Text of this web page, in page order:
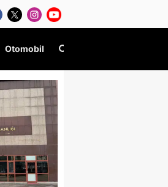
Otomobil